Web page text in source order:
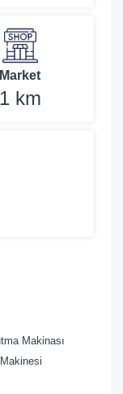
Market
1 km
Makinası